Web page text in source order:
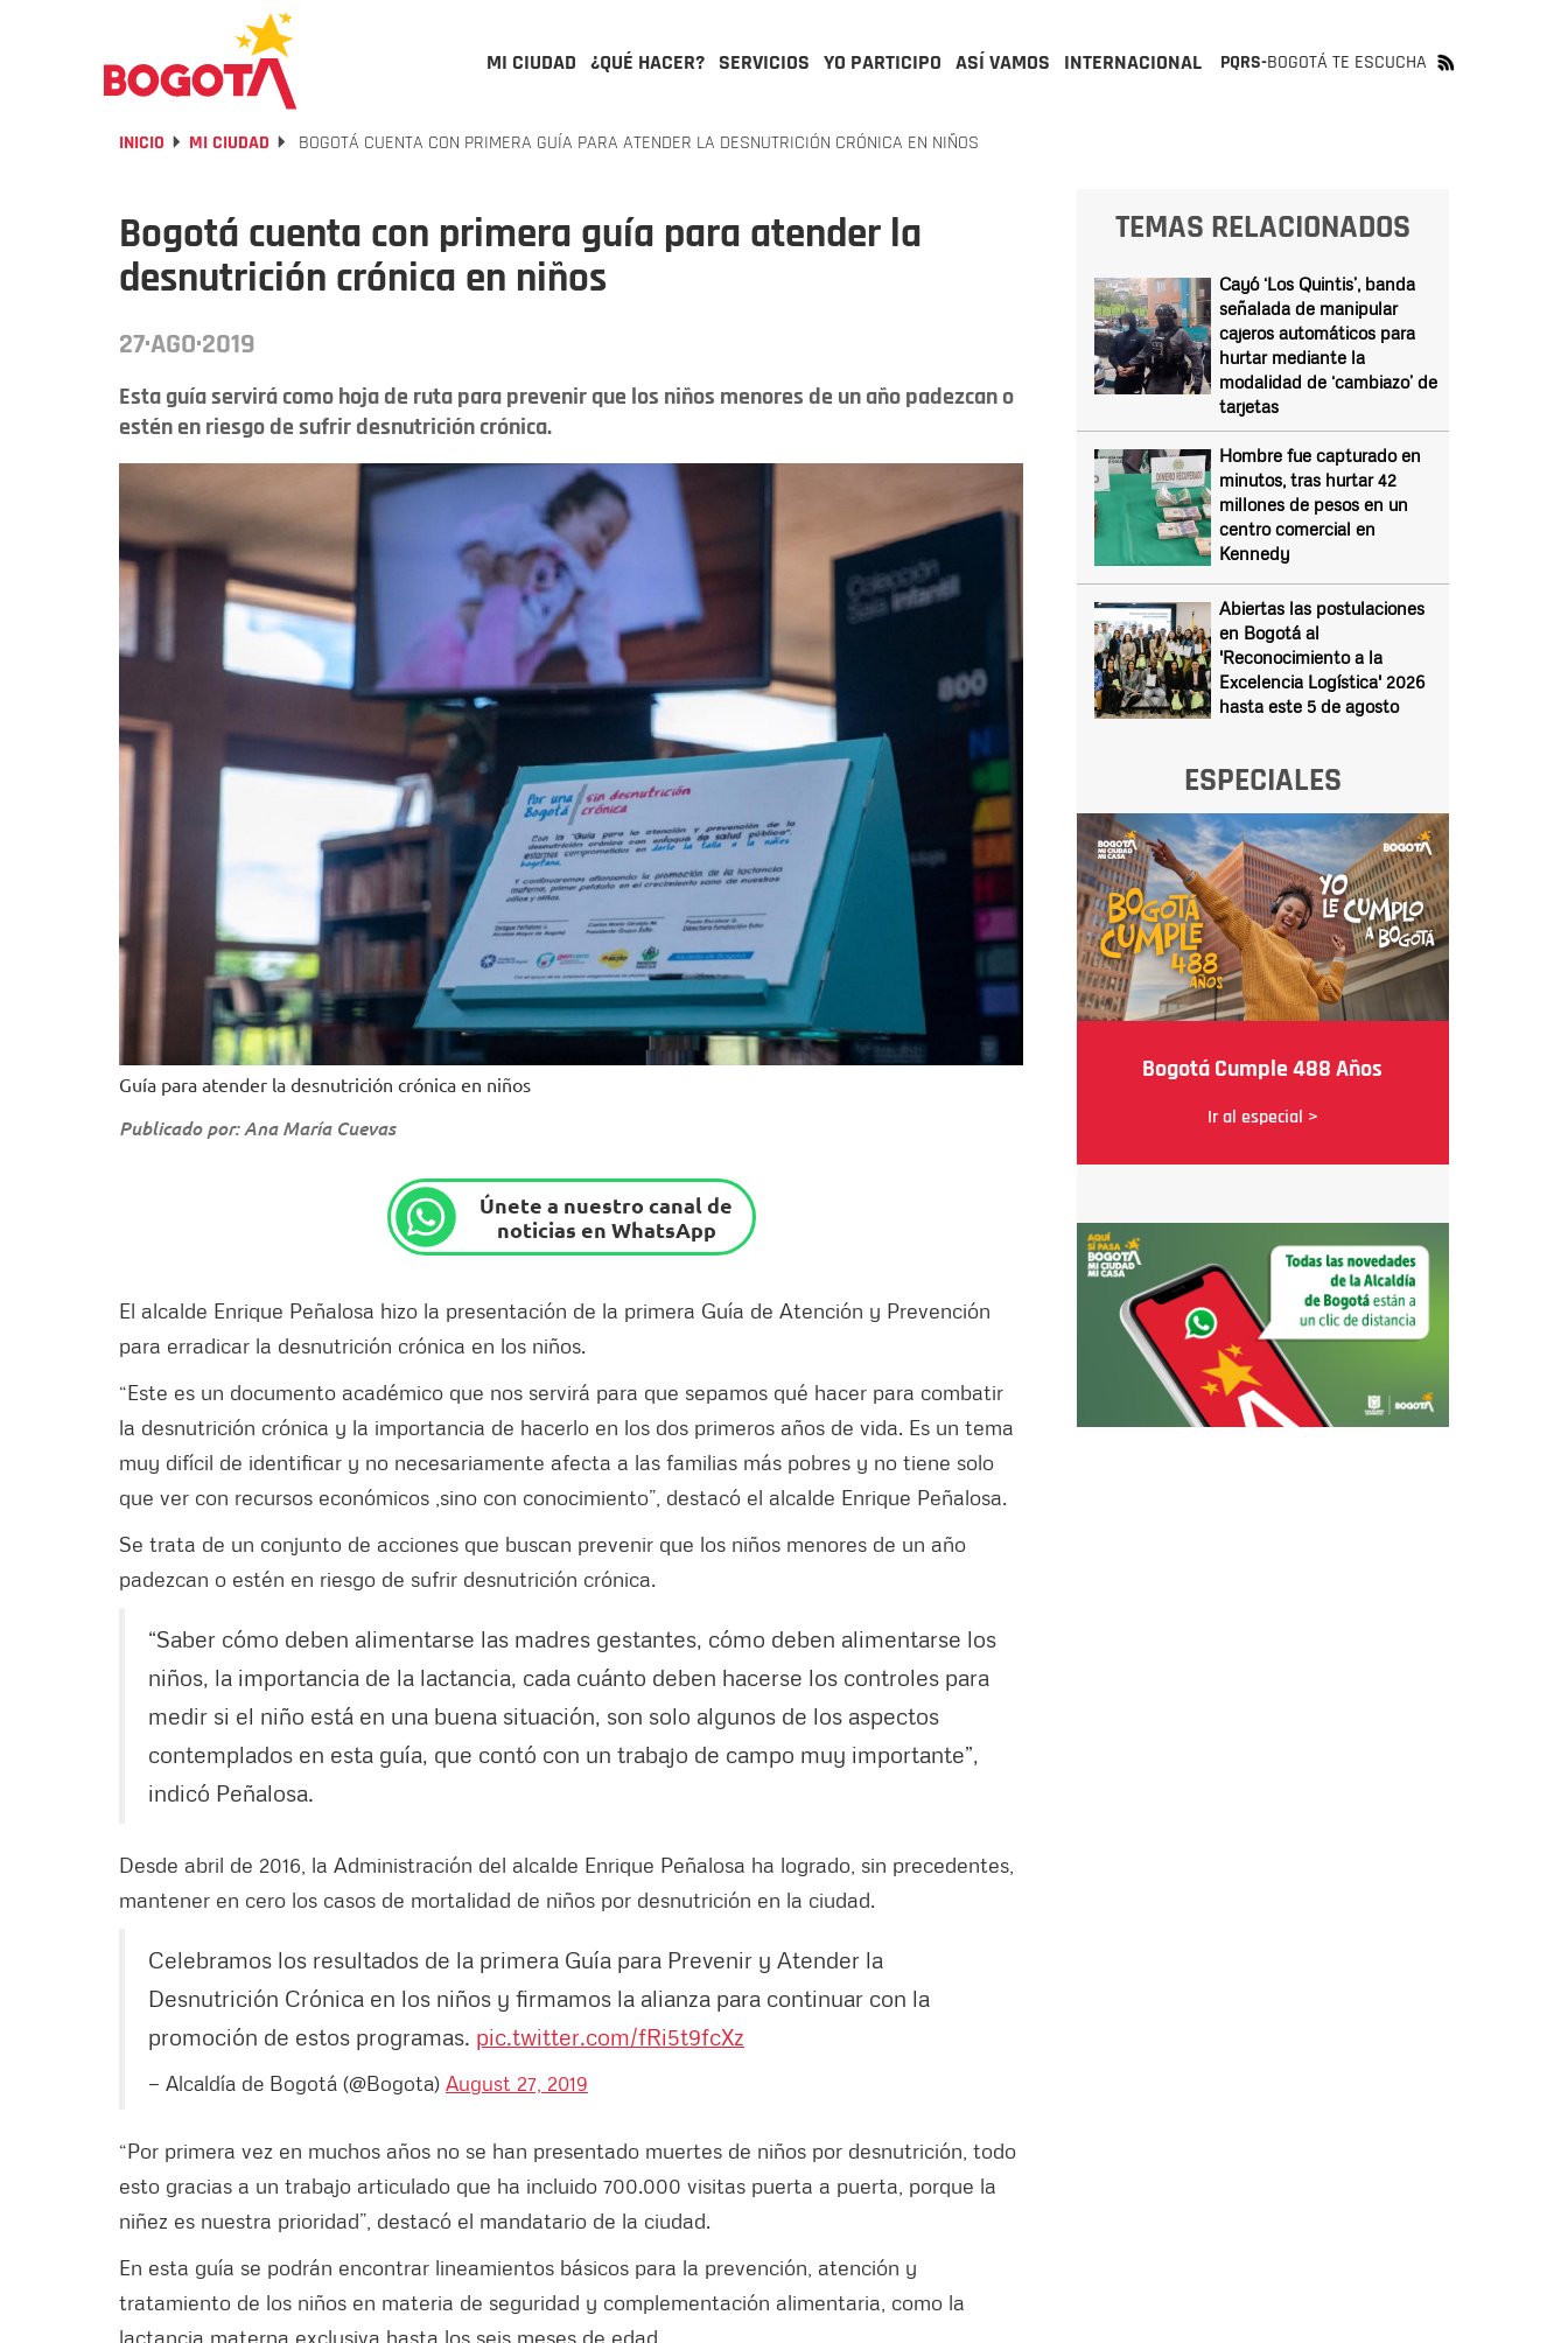
MI CIUDAD ¿QUÉ HACER? SERVICIOS YO PARTICIPO ASÍ VAMOS INTERNACIONAL PQRS-BOGOTÁ TE ESCUCHA
INICIO MI CIUDAD BOGOTÁ CUENTA CON PRIMERA GUÍA PARA ATENDER LA DESNUTRICIÓN CRÓNICA EN NIÑOS
Bogotá cuenta con primera guía para atender la
desnutrición crónica en niños
27·AGO·2019
Esta guía servirá como hoja de ruta para prevenir que los niños menores de un año padezcan o
estén en riesgo de sufrir desnutrición crónica.
Guía para atender la desnutrición crónica en niños
Publicado por: Ana María Cuevas
Únete a nuestro canal de
noticias en WhatsApp
El alcalde Enrique Peñalosa hizo la presentación de la primera Guía de Atención y Prevención
para erradicar la desnutrición crónica en los niños.
“Este es un documento académico que nos servirá para que sepamos qué hacer para combatir
la desnutrición crónica y la importancia de hacerlo en los dos primeros años de vida. Es un tema
muy difícil de identificar y no necesariamente afecta a las familias más pobres y no tiene solo
que ver con recursos económicos ,sino con conocimiento”, destacó el alcalde Enrique Peñalosa.
Se trata de un conjunto de acciones que buscan prevenir que los niños menores de un año
padezcan o estén en riesgo de sufrir desnutrición crónica.
“Saber cómo deben alimentarse las madres gestantes, cómo deben alimentarse los
niños, la importancia de la lactancia, cada cuánto deben hacerse los controles para
medir si el niño está en una buena situación, son solo algunos de los aspectos
contemplados en esta guía, que contó con un trabajo de campo muy importante”,
indicó Peñalosa.
Desde abril de 2016, la Administración del alcalde Enrique Peñalosa ha logrado, sin precedentes,
mantener en cero los casos de mortalidad de niños por desnutrición en la ciudad.
Celebramos los resultados de la primera Guía para Prevenir y Atender la
Desnutrición Crónica en los niños y firmamos la alianza para continuar con la
promoción de estos programas. pic.twitter.com/fRi5t9fcXz
— Alcaldía de Bogotá (@Bogota) August 27, 2019
“Por primera vez en muchos años no se han presentado muertes de niños por desnutrición, todo
esto gracias a un trabajo articulado que ha incluido 700.000 visitas puerta a puerta, porque la
niñez es nuestra prioridad”, destacó el mandatario de la ciudad.
En esta guía se podrán encontrar lineamientos básicos para la prevención, atención y
tratamiento de los niños en materia de seguridad y complementación alimentaria, como la
lactancia materna exclusiva hasta los seis meses de edad.
TEMAS RELACIONADOS
Cayó ‘Los Quintis’, banda
señalada de manipular
cajeros automáticos para
hurtar mediante la
modalidad de ‘cambiazo’ de
tarjetas
Hombre fue capturado en
minutos, tras hurtar 42
millones de pesos en un
centro comercial en
Kennedy
Abiertas las postulaciones
en Bogotá al
'Reconocimiento a la
Excelencia Logística' 2026
hasta este 5 de agosto
ESPECIALES
Bogotá Cumple 488 Años
Ir al especial >